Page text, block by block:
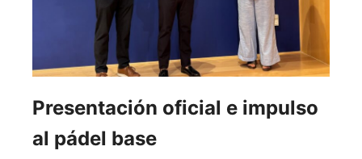
Presentación oficial e impulso
al pádel base